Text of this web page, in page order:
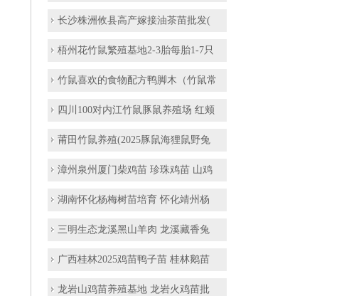
长沙株洲攸县高产嫁接油茶苗批发(
梧州花竹鼠繁殖基地2-3胎每胎1-7只
竹鼠喜欢的食物配方鸭脚木（竹鼠常
四川100对内江竹鼠豚鼠养殖场 红颊
莆田竹鼠养殖(2025豚鼠海狸鼠野兔
漳州泉州厦门柴鸡苗 珍珠鸡苗 山鸡
湖南怀化杨梅树苗培育 怀化靖州杨
三明生态龙溪黑山羊肉 龙溪藏香兔
广西桂林2025鸡苗鸭子苗 桂林鹅苗
龙岩山鸡苗养殖基地 龙岩火鸡苗批